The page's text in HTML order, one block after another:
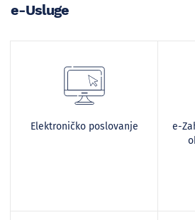
e-Usluge
Elektroničko poslovanje
e-